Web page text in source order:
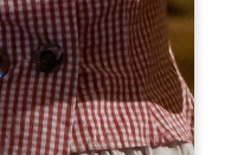
70 62
95